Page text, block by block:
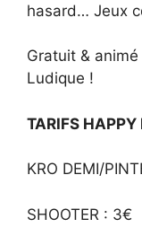
hasard… Jeux
Gratuit & animé
Ludique !
TARIFS HAPPY
KRO DEMI/
SHOOTER : 3€